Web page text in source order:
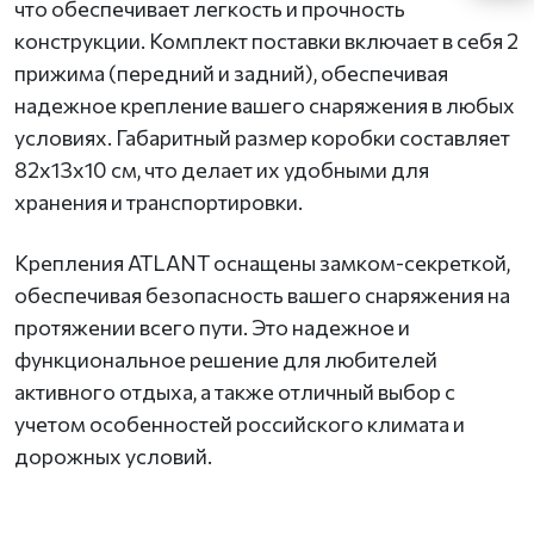
что обеспечивает легкость и прочность
конструкции. Комплект поставки включает в себя 2
прижима (передний и задний), обеспечивая
надежное крепление вашего снаряжения в любых
условиях. Габаритный размер коробки составляет
82х13х10 см, что делает их удобными для
хранения и транспортировки.
Крепления ATLANT оснащены замком-секреткой,
обеспечивая безопасность вашего снаряжения на
протяжении всего пути. Это надежное и
функциональное решение для любителей
активного отдыха, а также отличный выбор с
учетом особенностей российского климата и
дорожных условий.